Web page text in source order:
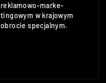
reklamowo-marke-
tingowym w krajowym
obrocie specjalnym.